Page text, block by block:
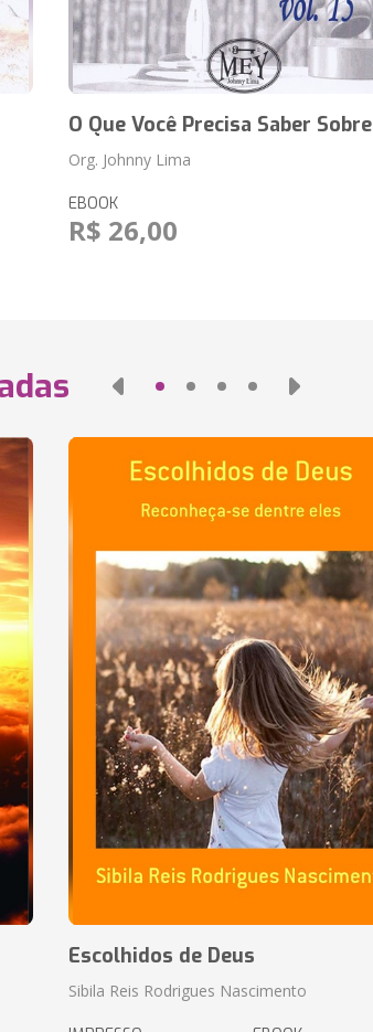
O Que Você Precisa Saber Sobre
Org. Johnny Lima
EBOOK
R$ 26,00
Escolhidos de Deus
Sibila Reis Rodrigues Nascimento